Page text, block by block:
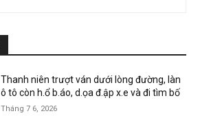
Thanh niên trượt ván dưới lòng đường, làn
ô tô còn h.ổ b.áo, d.ọa đ.ập x.e và đi tìm bố
Tháng 7 6, 2026